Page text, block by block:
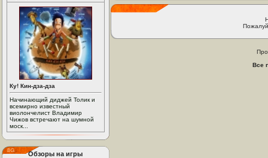
Ку! Кин-дза-дза
Начинающий диджей Толик и
всемирно известный
виолончелист Владимир
Чижов встречают на шумной
моск...
Обзоры на игры
Все